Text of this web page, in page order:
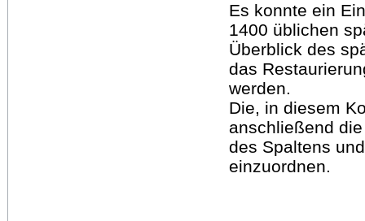
Es konnte ein
1400 üblichen
Überblick des
das
werden.
Die, in diesem
anschließend
des Spaltens
einzuordnen.